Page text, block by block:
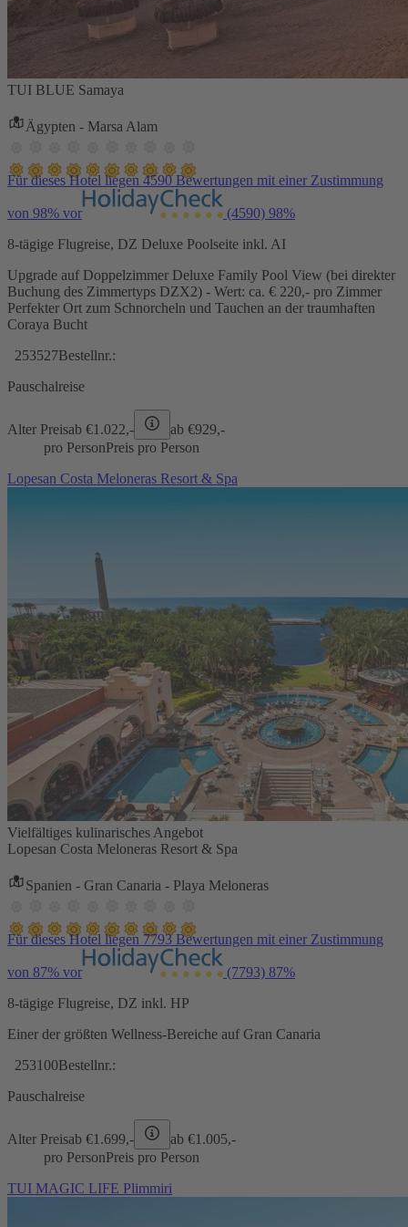
TUI BLUE Samaya
Ägypten - Marsa Alam
Für dieses Hotel liegen 4590 Bewertungen mit einer Zustimmung
von 98% vor (4590) 98%
8-tägige Flugreise, DZ Deluxe Poolseite inkl. AI
Upgrade auf Doppelzimmer Deluxe Family Pool View (bei direkter
Buchung des Zimmertyps DZX2) - Wert: ca. € 220,- pro Zimmer
Perfekter Ort zum Schnorcheln und Tauchen an der traumhaften
Coraya Bucht
253527Bestellnr.:
Pauschalreise
Alter Preisab €1.022,- ab €929,-
pro PersonPreis pro Person
Lopesan Costa Meloneras Resort & Spa
Vielfältiges kulinarisches Angebot
Lopesan Costa Meloneras Resort & Spa
Spanien - Gran Canaria - Playa Meloneras
Für dieses Hotel liegen 7793 Bewertungen mit einer Zustimmung
von 87% vor (7793) 87%
8-tägige Flugreise, DZ inkl. HP
Einer der größten Wellness-Bereiche auf Gran Canaria
253100Bestellnr.:
Pauschalreise
Alter Preisab €1.699,- ab €1.005,-
pro PersonPreis pro Person
TUI MAGIC LIFE Plimmiri